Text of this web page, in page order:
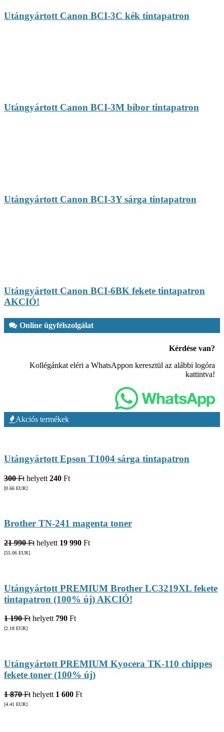
Utángyártott Canon BCI-3C kék tintapatron
Utángyártott Canon BCI-3M bíbor tintapatron
Utángyártott Canon BCI-3Y sárga tintapatron
Utángyártott Canon BCI-6BK fekete tintapatron
AKCIÓ!
Online ügyfélszolgálat
Kérdése van?
Kollégánkat eléri a WhatsAppon keresztül az alábbi logóra
kattintva!
Akciós termékek
Utángyártott Epson T1004 sárga tintapatron
300 Ft helyett 240 Ft
[0.66 EUR]
Brother TN-241 magenta toner
21 990 Ft helyett 19 990 Ft
[55.06 EUR]
Utángyártott PREMIUM Brother LC3219XL fekete
tintapatron (100% új) AKCIÓ!
1 190 Fthelyett 790 Ft
[2.18 EUR]
Utángyártott PREMIUM Kyocera TK-110 chippes
fekete toner (100% új)
1 870 Ft helyett 1 600 Ft
[4.41 EUR]